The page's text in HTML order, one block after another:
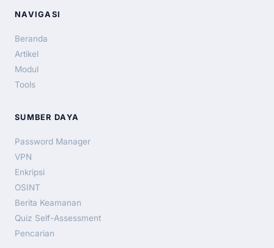
NAVIGASI
Beranda
Artikel
Modul
Tools
SUMBER DAYA
Password Manager
VPN
Enkripsi
OSINT
Berita Keamanan
Quiz Self-Assessment
Pencarian